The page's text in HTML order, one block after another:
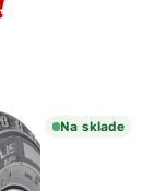
Na sklade